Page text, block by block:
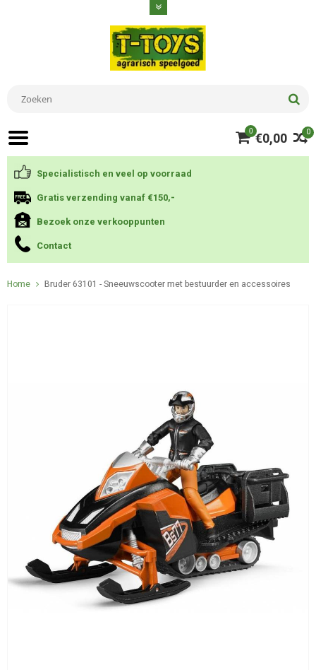
0
0 €0,00
Specialistisch en veel op voorraad
Gratis verzending vanaf €150,-
Bezoek onze verkooppunten
Contact
Home Bruder 63101 - Sneeuwscooter met bestuurder en accessoires